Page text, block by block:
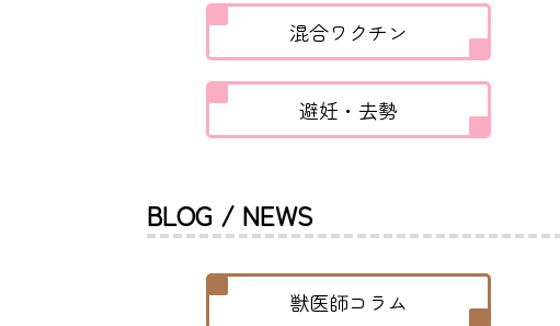
混合ワクチン
避妊・去勢
BLOG / NEWS
獣医師コラム